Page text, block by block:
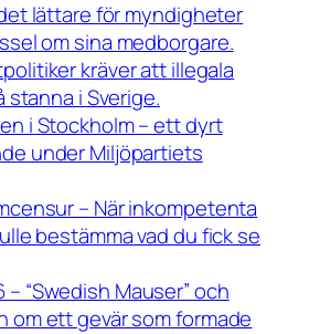
lättare för myndigheter
om sina medborgare.
kräver att illegala
stanna i Sverige.
i Stockholm – ett dyrt
under Miljöpartiets
– När inkompetenta
bestämma vad du fick se
– “Swedish Mauser” och
om ett gevär som formade